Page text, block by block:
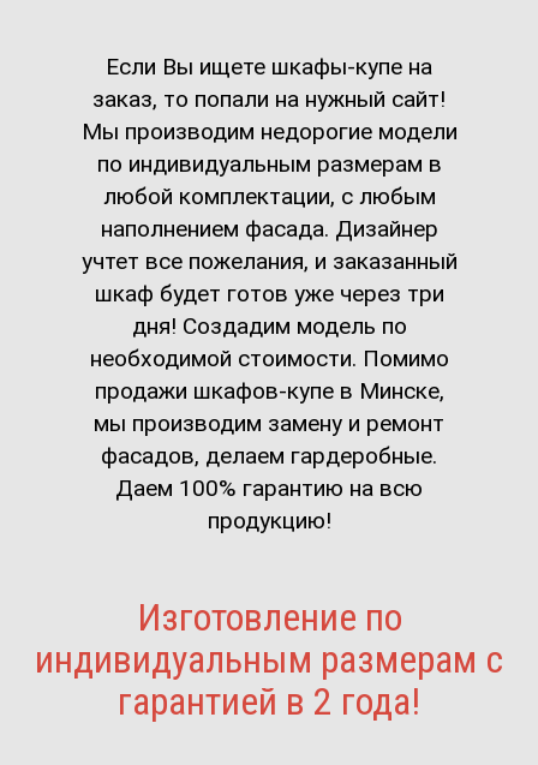
Если Вы ищете шкафы-купе на
заказ, то попали на нужный сайт!
Мы производим недорогие модели
по индивидуальным размерам в
любой комплектации, с любым
наполнением фасада. Дизайнер
учтет все пожелания, и заказанный
шкаф будет готов уже через три
дня! Создадим модель по
необходимой стоимости. Помимо
продажи шкафов-купе в Минске,
мы производим замену и ремонт
фасадов, делаем гардеробные.
Даем 100% гарантию на всю
продукцию!
Изготовление по
индивидуальным размерам с
гарантией в 2 года!